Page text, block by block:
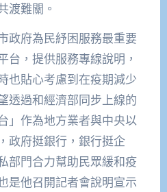
渡難關。
政府為民紓困服務最重要
台，提供服務專線說明，
也貼心考慮到在疫期減少
透過和經濟部同步上線的
」作為地方業者與中央以
政府挺銀行，銀行挺企
部門合力幫助民眾緩和疫
是他召開記者會說明宣示